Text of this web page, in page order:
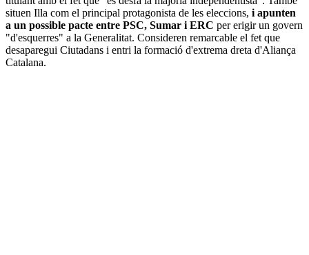
situen Illa com el principal protagonista de les eleccions, i apunten
a un possible pacte entre PSC, Sumar i ERC per erigir un govern
"d'esquerres" a la Generalitat. Consideren remarcable el fet que
desaparegui Ciutadans i entri la formació d'extrema dreta d'Aliança
Catalana.